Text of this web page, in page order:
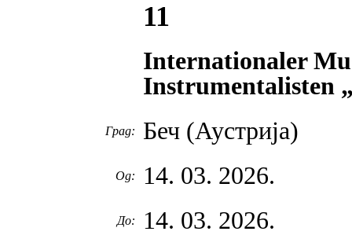
11
Internationaler
Instrumentalisten
Град: Беч (Аустрија)
Од: 14. 03. 2026.
До: 14. 03. 2026.